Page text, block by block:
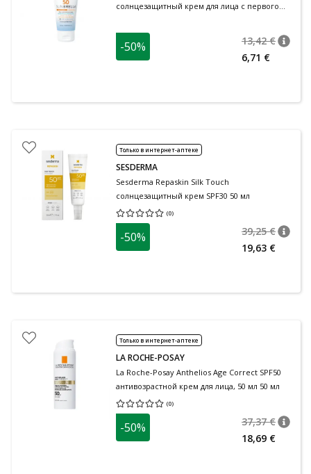
солнцезащитный крем для лица с первого
-50% 13,42 €
6,71 €
Только в интернет-аптеке
SESDERMA
Sesderma Repaskin Silk Touch
солнцезащитный крем SPF30 50 мл
(0)
Средняя оценка 0.00
-50% 39,25 €
19,63 €
Только в интернет-аптеке
LA ROCHE-POSAY
La Roche-Posay Anthelios Age Correct SPF50
антивозрастной крем для лица, 50 мл 50 мл
(0)
Средняя оценка 0.00
-50% 37,37 €
18,69 €